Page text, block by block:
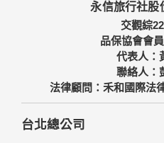
備及必要的安全防護措施，加
嚴格的保護措施，只由經過授
料，相關處理人員皆簽有保密
會受到相關的法律處分。
如因業務需要有必要委託其他
格要求其遵守保密義務，並且
實遵守。
四、網站對外的相關連結
永信旅行社股
交觀綜
品保協會會
代表人：
聯絡人：
法律顧問：禾和國際法
台北總公司